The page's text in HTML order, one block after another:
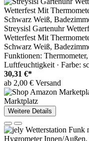
Streysisl Gartenuhr
Wetterfest Mit
Schwarz Weiß,
Funktionen:
Luftfeuchtigkeit · Farbe:
30,31 €*
ab 2,00 € Versand
Marktplatz
Weitere Details